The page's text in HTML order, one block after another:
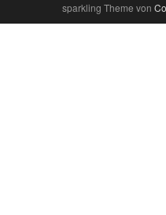
sparkling Theme von